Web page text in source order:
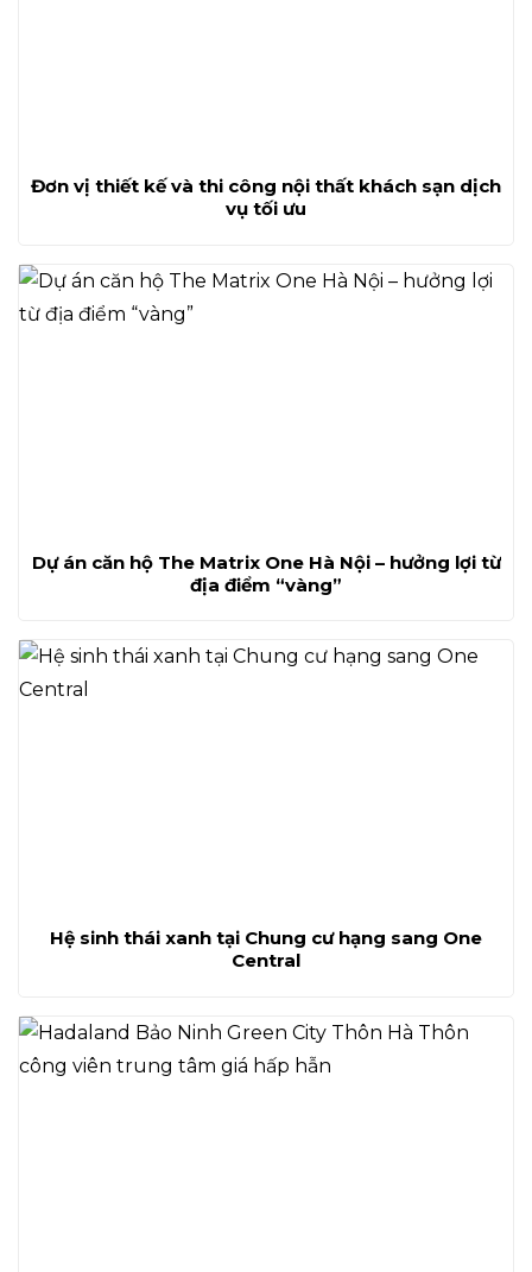
Đơn vị thiết kế và thi công nội thất khách sạn dịch
vụ tối ưu
Dự án căn hộ The Matrix One Hà Nội – hưởng lợi từ
địa điểm “vàng”
Hệ sinh thái xanh tại Chung cư hạng sang One
Central